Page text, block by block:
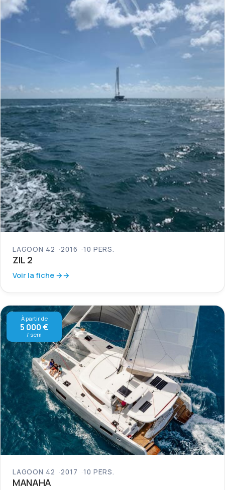
LAGOON 42 2016 10 PERS.
ZIL 2
Voir la fiche →
À partir de
5 000 €
/ sem
LAGOON 42 2017 10 PERS.
MANAHA